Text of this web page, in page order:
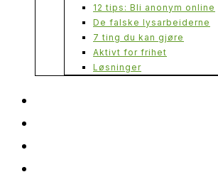
12 tips: Bli anonym online
De falske lysarbeiderne
7 ting du kan gjøre
Aktivt for frihet
Løsninger